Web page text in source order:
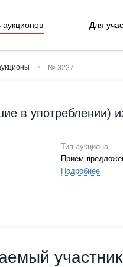
Для
№ 3227
в употреблении)
Тип аукциона
Приём
Подробнее